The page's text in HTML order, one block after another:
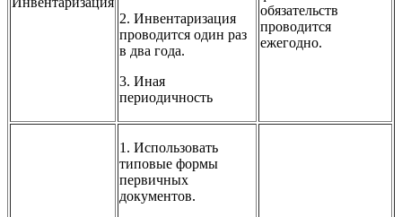
2. Инвентаризация
проводится один раз
в два года.
3. Иная
периодичность
обязательств
проводится
ежегодно.
1. Использовать
типовые формы
первичных
документов.